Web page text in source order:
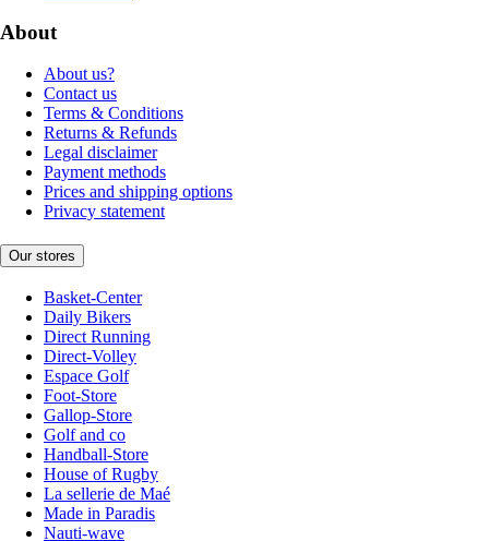
About
About us?
Contact us
Terms & Conditions
Returns & Refunds
Legal disclaimer
Payment methods
Prices and shipping options
Privacy statement
Our stores
Basket-Center
Daily Bikers
Direct Running
Direct-Volley
Espace Golf
Foot-Store
Gallop-Store
Golf and co
Handball-Store
House of Rugby
La sellerie de Maé
Made in Paradis
Nauti-wave